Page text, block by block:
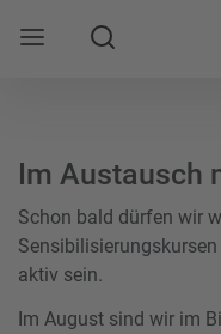
Mobile Navigation
Suche
Im Austausch
Schon bald dürfen wir
aktiv sein.
Im August sind wir im